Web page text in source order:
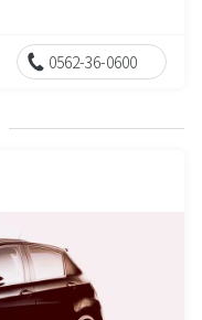
0562-36-0600